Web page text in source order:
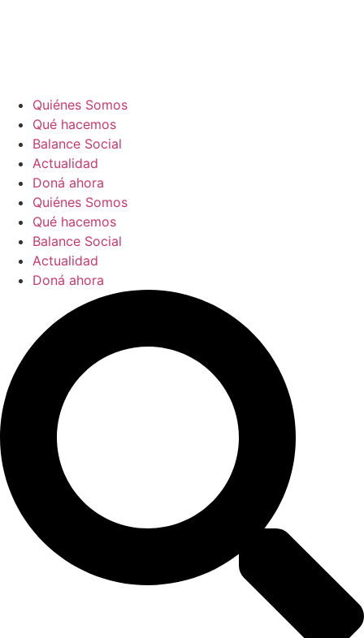
Quiénes Somos
Qué hacemos
Balance Social
Actualidad
Doná ahora
Quiénes Somos
Qué hacemos
Balance Social
Actualidad
Doná ahora